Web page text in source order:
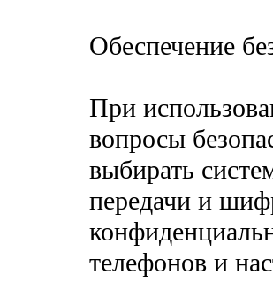
Обеспечение
При
вопросы
выбирать
передачи и
телефонов и